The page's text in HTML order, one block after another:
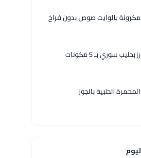
بالوايت صوص بدون فراخ
سوري بـ 5 مكونات
الحلبية بالجوز